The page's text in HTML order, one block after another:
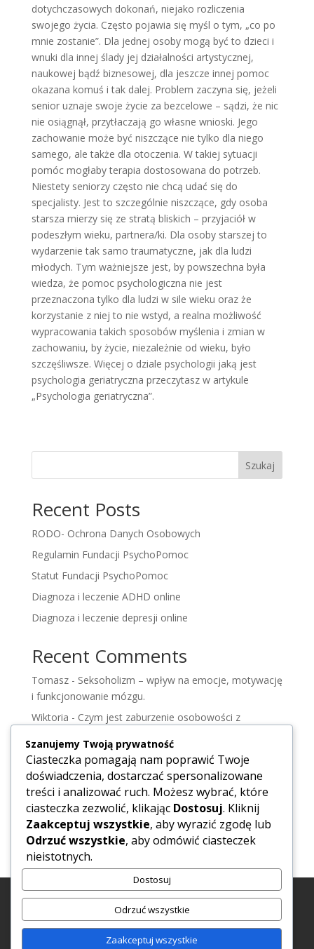
dotychczasowych dokonań, niejako rozliczenia
swojego życia. Często pojawia się myśl o tym, „co po
mnie zostanie”. Dla jednej osoby mogą być to dzieci i
wnuki dla innej ślady jej działalności artystycznej,
naukowej bądź biznesowej, dla jeszcze innej pomoc
okazana komuś i tak dalej. Problem zaczyna się, jeżeli
senior uznaje swoje życie za bezcelowe – sądzi, że nic
nie osiągnął, przytłaczają go własne wnioski. Jego
zachowanie może być niszczące nie tylko dla niego
samego, ale także dla otoczenia. W takiej sytuacji
pomóc mogłaby terapia dostosowana do potrzeb.
Niestety seniorzy często nie chcą udać się do
specjalisty. Jest to szczególnie niszczące, gdy osoba
starsza mierzy się ze stratą bliskich – przyjaciół w
podeszłym wieku, partnera/ki. Dla osoby starszej to
wydarzenie tak samo traumatyczne, jak dla ludzi
młodych. Tym ważniejsze jest, by powszechna była
wiedza, że pomoc psychologiczna nie jest
przeznaczona tylko dla ludzi w sile wieku oraz że
korzystanie z niej to nie wstyd, a realna możliwość
wypracowania takich sposobów myślenia i zmian w
zachowaniu, by życie, niezależnie od wieku, było
szczęśliwsze. Więcej o dziale psychologii jaką jest
psychologia geriatryczna przeczytasz w artykule
„Psychologia geriatryczna”.
Szukaj
Recent Posts
RODO- Ochrona Danych Osobowych
Regulamin Fundacji PsychoPomoc
Statut Fundacji PsychoPomoc
Diagnoza i leczenie ADHD online
Diagnoza i leczenie depresji online
Recent Comments
Tomasz- Seksoholizm – wpływ na emocje, motywację
i funkcjonowanie mózgu.
Wiktoria - Czym jest zaburzenie osobowości z
Wiktoria-Zdrada
Wiktoria-Syndrom DDA, jak alkoholizm dotyka
Polaków.
Hanna-Negatywne czynniki wpływające na
samopoczucie.
Psycholog Iława
Psycholog Warszawa Praga Południe
Księgowa Iława
Księgowa Ostróda
Księgowa Olsztyn
Szanujemy Twoją prywatność
Ciasteczka pomagają nam poprawić Twoje
doświadczenia, dostarczać spersonalizowane
treści i analizować ruch. Możesz wybrać, które
ciasteczka zezwolić, klikając Dostosuj. Kliknij
Zaakceptuj wszystkie, aby wyrazić zgodę lub
Odrzuć wszystkie, aby odmówić ciasteczek
nieistotnych.
Dostosuj
Odrzuć wszystkie
Zaakceptuj wszystkie